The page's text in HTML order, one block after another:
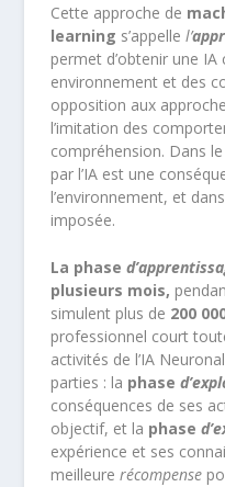
Cette approche de
learning s’appellel’
permet d’obtenir une
environnement et des
opposition aux
l’imitation des
compréhension. Dans
par l’IA est une
l’environnement, et
imposée.
La phase
plusieurs mois,
simulent plus de 200
professionnel court
activités de l’IA
parties : la phase
conséquences de ses
objectif, et la phase
expérience et ses
meilleurerécompense